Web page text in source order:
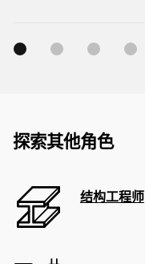
探索其他角色
结构工程师